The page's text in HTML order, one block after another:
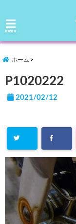
menu
ホーム
P1020222
2021/02/12